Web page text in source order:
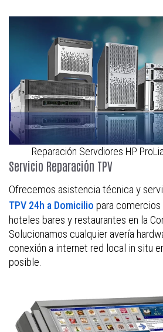
Reparación Servdiores HP
Servicio Reparación TPV
Ofrecemos asistencia técnica y
TPV 24h a Domicilio para
hoteles bares y restaurantes en la
Solucionamos cualquier avería
conexión a internet red local in situ
posible.